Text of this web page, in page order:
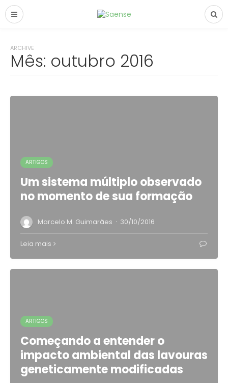
ARCHIVE
Mês: outubro 2016
ARTIGOS
Um sistema múltiplo observado
no momento de sua formação
Marcelo M. Guimarães · 30/10/2016
Leia mais
ARTIGOS
Começando a entender o
impacto ambiental das lavouras
geneticamente modificadas